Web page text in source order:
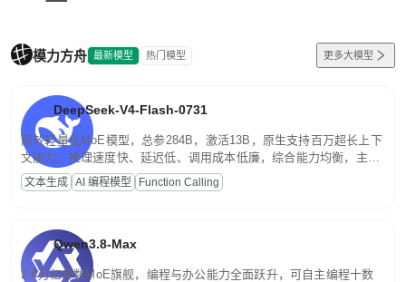
模力方舟 最新模型 热门模型 更多大模型
DeepSeek-V4-Flash-0731
高效轻量化MoE模型，总参284B，激活13B，原生支持百万超长上下
文能力。推理速度快、延迟低、调用成本低廉，综合能力均衡，主打
高并发、轻量化任务，适合日常对话、内容创作、基础 RAG、批量
文案处理等普惠刚需场景。
文本生成 AI 编程模型 Function Calling
Qwen3.8-Max
2.4万亿参数MoE旗舰，编程与办公能力全面跃升，可自主编程十数